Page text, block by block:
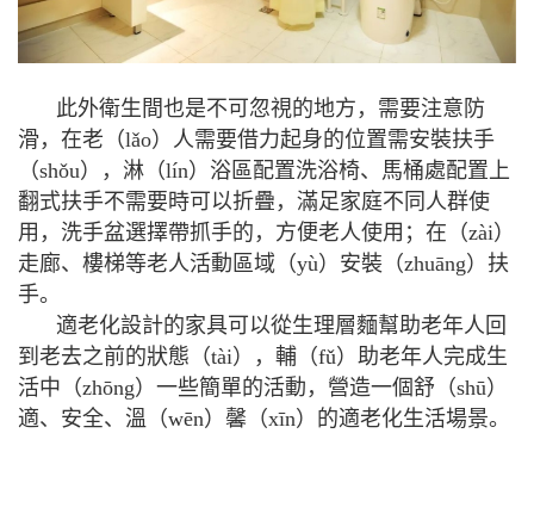
此外衛生間也是不可忽視的地方，需要注意防
滑，在老（lǎo）人需要借力起身的位置需安裝扶手
（shǒu），淋（lín）浴區配置洗浴椅、馬桶處配置上
翻式扶手不需要時可以折疊，滿足家庭不同人群使
用，洗手盆選擇帶抓手的，方便老人使用；在（zài）
走廊、樓梯等老人活動區域（yù）安裝（zhuāng）扶
手。
適老化設計的家具可以從生理層麵幫助老年人回
到老去之前的狀態（tài），輔（fǔ）助老年人完成生
活中（zhōng）一些簡單的活動，營造一個舒（shū）
適、安全、溫（wēn）馨（xīn）的適老化生活場景。